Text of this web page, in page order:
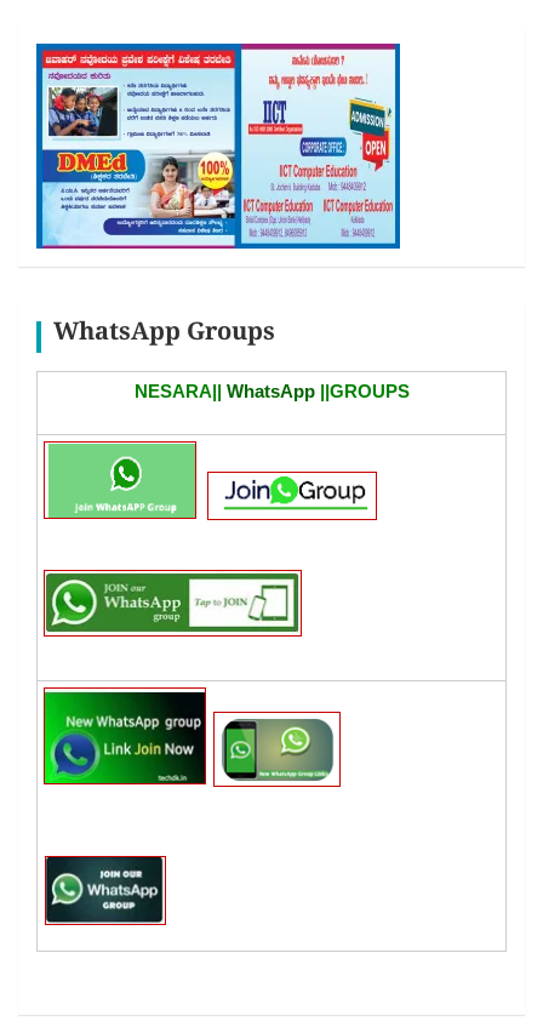
WhatsApp Groups
NESARA|| WhatsApp||GROUPS